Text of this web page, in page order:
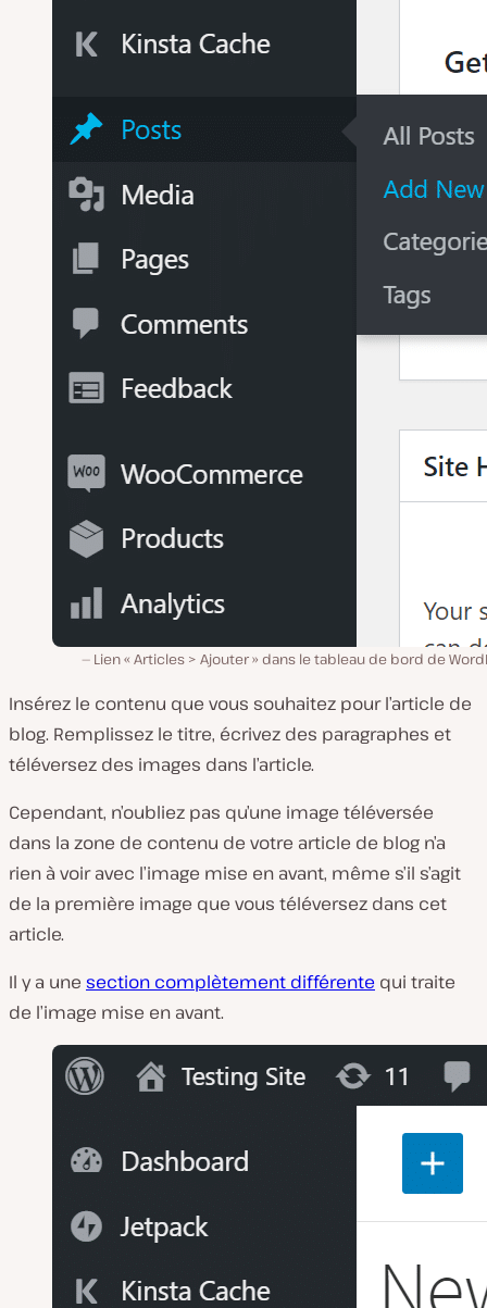
Lien « Articles > Ajouter » dans le tableau de bord de
Insérez le contenu que vous souhaitez pour l’article de
blog. Remplissez le titre, écrivez des paragraphes et
téléversez des images dans l’article.
Cependant, n’oubliez pas qu’une image téléversée
dans la zone de contenu de votre article de blog n’a
rien à voir avec l’image mise en avant, même s’il s’agit
de la première image que vous téléversez dans cet
article.
Il y a une section complètement différente qui traite
de l’image mise en avant.